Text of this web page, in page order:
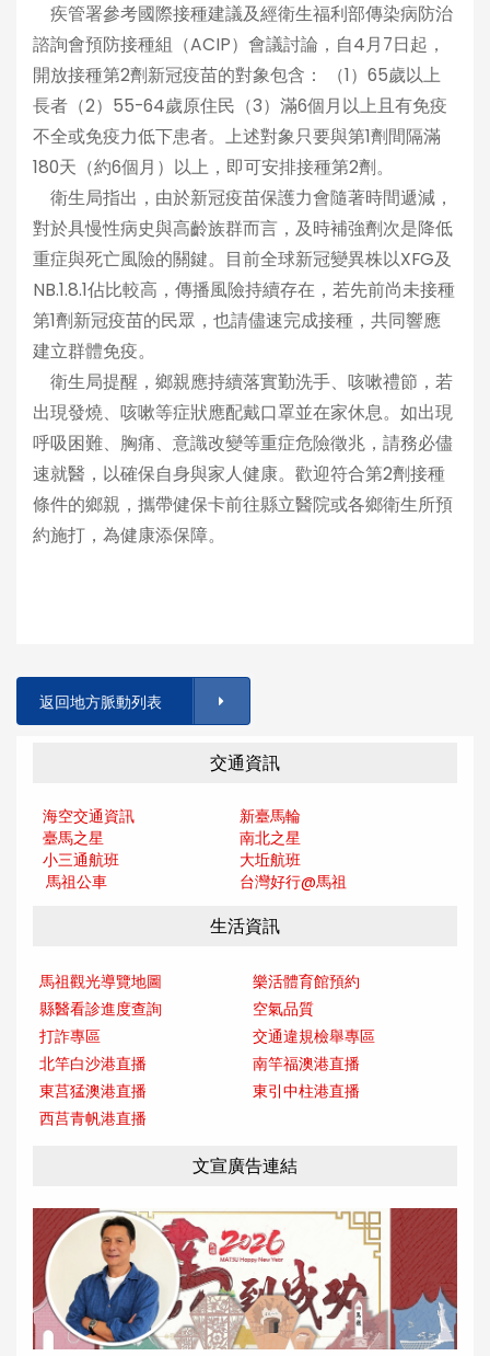
疾管署參考國際接種建議及經衛生福利部傳染病防治
諮詢會預防接種組（ACIP）會議討論，自4月7日起，
開放接種第2劑新冠疫苗的對象包含： （1）65歲以上
長者（2）55-64歲原住民（3）滿6個月以上且有免疫
不全或免疫力低下患者。上述對象只要與第1劑間隔滿
180天（約6個月）以上，即可安排接種第2劑。
衛生局指出，由於新冠疫苗保護力會隨著時間遞減，
對於具慢性病史與高齡族群而言，及時補強劑次是降低
重症與死亡風險的關鍵。目前全球新冠變異株以XFG及
NB.1.8.1佔比較高，傳播風險持續存在，若先前尚未接種
第1劑新冠疫苗的民眾，也請儘速完成接種，共同響應
建立群體免疫。
衛生局提醒，鄉親應持續落實勤洗手、咳嗽禮節，若
出現發燒、咳嗽等症狀應配戴口罩並在家休息。如出現
呼吸困難、胸痛、意識改變等重症危險徵兆，請務必儘
速就醫，以確保自身與家人健康。歡迎符合第2劑接種
條件的鄉親，攜帶健保卡前往縣立醫院或各鄉衛生所預
約施打，為健康添保障。
返回地方脈動列表
交通資訊
海空交通資訊
新臺馬輪
臺馬之星
南北之星
小三通航班
大坵航班
馬祖公車
台灣好行@馬祖
生活資訊
馬祖觀光導覽地圖
樂活體育館預約
縣醫看診進度查詢
空氣品質
打詐專區
交通違規檢舉專區
北竿白沙港直播
南竿福澳港直播
東莒猛澳港直播
東引中柱港直播
西莒青帆港直播
文宣廣告連結